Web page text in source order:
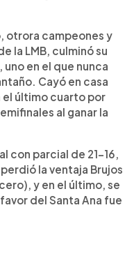
otrora campeones y
la LMB, culminó su
en el que nunca
Cayó en casa
el último cuarto por
al ganar la
con parcial de 21-16,
la ventaja Brujos
y en el último, se
del Santa Ana fue